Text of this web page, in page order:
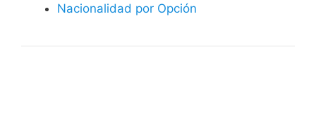
Nacionalidad por Opción